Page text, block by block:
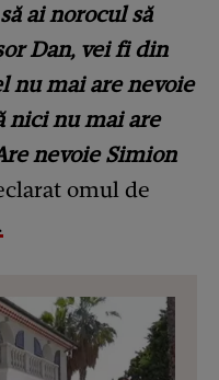
ai norocul să
Dan, vei fi din
nu mai are nevoie
nici nu mai are
nevoie Simion
omul de